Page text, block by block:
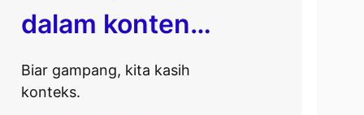
dalam konten…
Biar gampang, kita kasih
konteks.